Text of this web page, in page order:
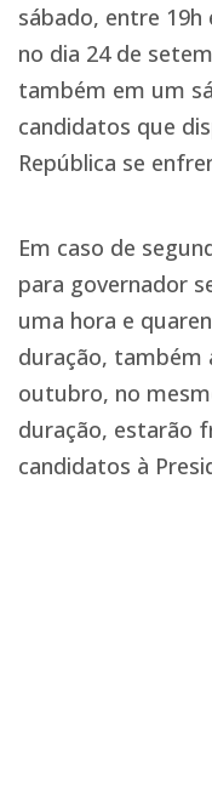
sábado, entre 19h
no dia 24 de
também em um
candidatos que
República se
Em caso de
para governador
uma hora e
duração, também
outubro, no
duração, estarão
candidatos à